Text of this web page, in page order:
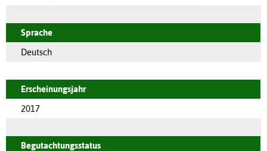
Sprache
Deutsch
Erscheinungsjahr
2017
Begutachtungsstatus